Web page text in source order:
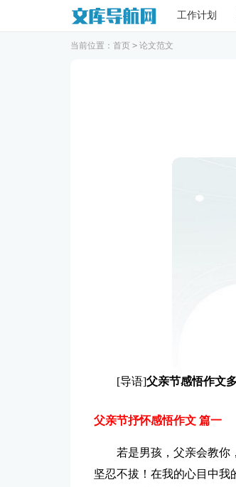
工作计划
当前位置： 首页 > 论文范文
[导语]父亲节感悟作文
父亲节抒怀感悟作文 篇一
若是男孩，父亲会教你
坚忍不拔！在我的心目中我